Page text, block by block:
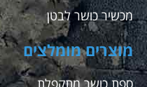
מכשיר כושר לבטן
מוצרים מומלצים
ספת כושר מתקפלת